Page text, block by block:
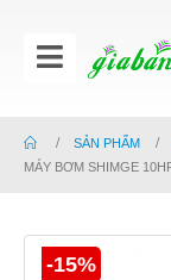
SẢN PHẨM
MÁY BƠM SHIMGE
-15%